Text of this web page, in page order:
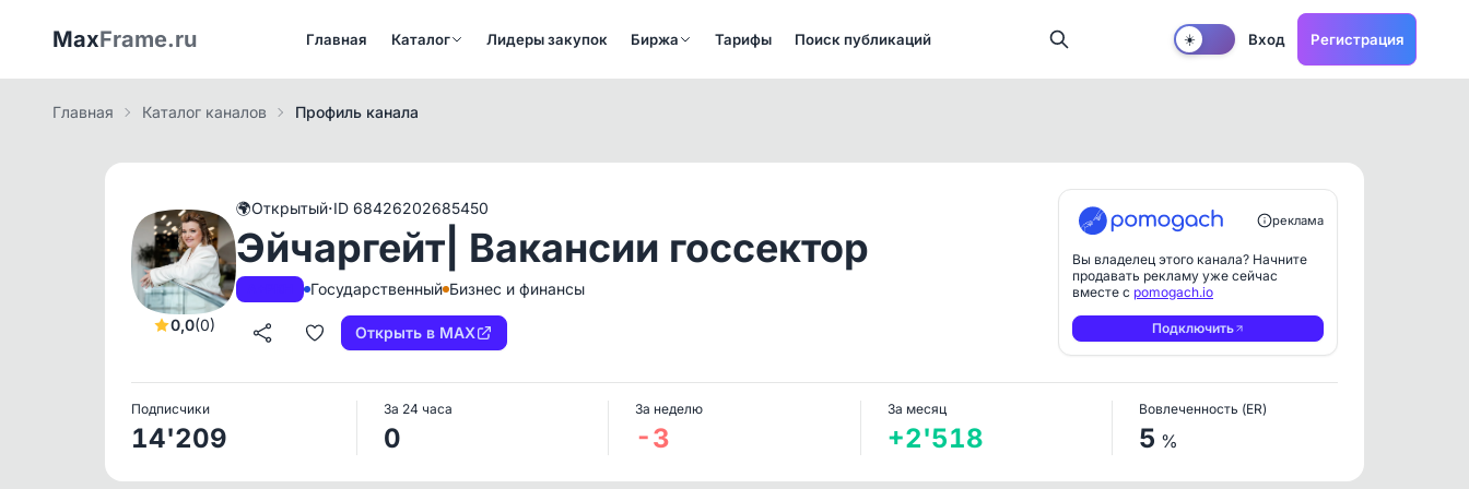
MaxFrame.ru Главная Каталог Лидеры закупок Биржа Тарифы Поиск публикаций ☀️ Вход Регистрация
Главная Каталог каналов Профиль канала
0,0(0)
🌍Открытый·ID 68426202685450
Эйчаргейт| Вакансии госсектор
Государственный Бизнес и финансы
Открыть в MAX
реклама
Вы владелец этого канала? Начните
продавать рекламу уже сейчас
вместе с pomogach.io
Подключить
Подписчики
14'209
За 24 часа
0
За неделю
-3
За месяц
+2'518
Вовлеченность (ER)
5 %